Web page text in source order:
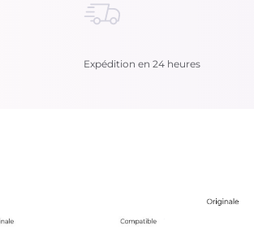
Expédition en 24 heures